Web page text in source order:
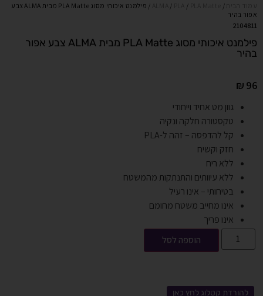
/
/ /
/ פילמנט איכותי מסוג PLA Matte מבית ALMA צבע
אפור בהיר
2104811
פילמנט איכותי מסוג PLA Matte מבית ALMA צבע אפור
בהיר
₪ 96
גוון מט אחיד וייחודי
טקסטורה חלקה ונקיה
קל להדפסה – זהה ל-PLA
חזק וקשיח
ללא ריח
ללא עיוותים והתנתקות מהמשטח
בטיחותי – אינו רעיל
אינו מחייב משטח מחומם
אינו פריך
הוספה לסל
להורדת קטלוג לחץ כאן